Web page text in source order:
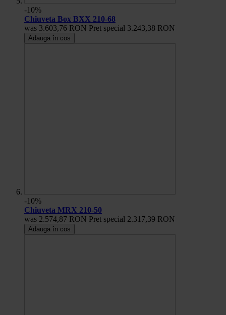
-10%
Chiuveta Box BXX 210-68
was 3.603,76 RON Pret special 3.243,38 RON
Adauga în cos
-10%
Chiuveta MRX 210-50
was 2.574,87 RON Pret special 2.317,39 RON
Adauga în cos